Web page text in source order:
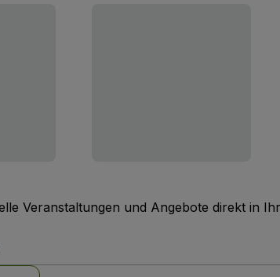
Veranstaltungen und Angebote direkt in